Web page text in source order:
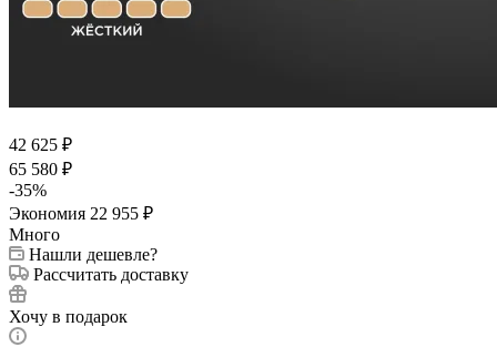
42 625 ₽
65 580 ₽
-35%
Экономия 22 955 ₽
Много
Нашли дешевле?
Рассчитать доставку
Хочу в подарок